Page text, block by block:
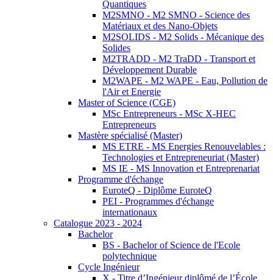
Quantiques
M2SMNO - M2 SMNO - Science des
Matériaux et des Nano-Objets
M2SOLIDS - M2 Solids - Mécanique des
Solides
M2TRADD - M2 TraDD - Transport et
Développement Durable
M2WAPE - M2 WAPE - Eau, Pollution de
l'Air et Energie
Master of Science (CGE)
MSc Entrepreneurs - MSc X-HEC
Entrepreneurs
Mastère spécialisé (Master)
MS ETRE - MS Energies Renouvelables :
Technologies et Entrepreneuriat (Master)
MS IE - MS Innovation et Entreprenariat
Programme d'échange
EuroteQ - Diplôme EuroteQ
PEI - Programmes d'échange
internationaux
Catalogue 2023 - 2024
Bachelor
BS - Bachelor of Science de l'Ecole
polytechnique
Cycle Ingénieur
X - Titre d’Ingénieur diplômé de l’École